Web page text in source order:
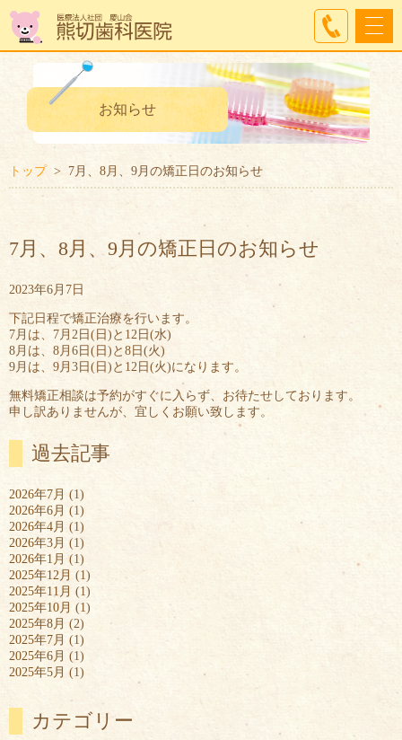
お知らせ
トップ 7月、8月、9月の矯正日のお知らせ
7月、8月、9月の矯正日のお知らせ
2023年6月7日
下記日程で矯正治療を行います。
7月は、7月2日(日)と12日(水)
8月は、8月6日(日)と8日(火)
9月は、9月3日(日)と12日(火)になります。
無料矯正相談は予約がすぐに入らず、お待たせしております。
申し訳ありませんが、宜しくお願い致します。
過去記事
2026年7月 (1)
2026年6月 (1)
2026年4月 (1)
2026年3月 (1)
2026年1月 (1)
2025年12月 (1)
2025年11月 (1)
2025年10月 (1)
2025年8月 (2)
2025年7月 (1)
2025年6月 (1)
2025年5月 (1)
カテゴリー